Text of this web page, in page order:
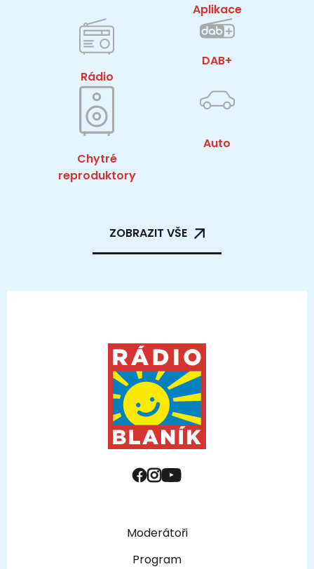
Aplikace
Rádio
DAB+
Chytré
reproduktory
Auto
ZOBRAZIT VŠE
Moderátoři
Program